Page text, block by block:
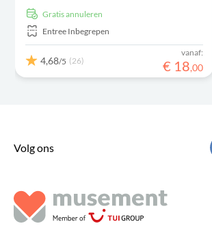
Gratis annuleren
Entree Inbegrepen
4,68/5 (26)
vanaf:
€ 18,00
Volg ons